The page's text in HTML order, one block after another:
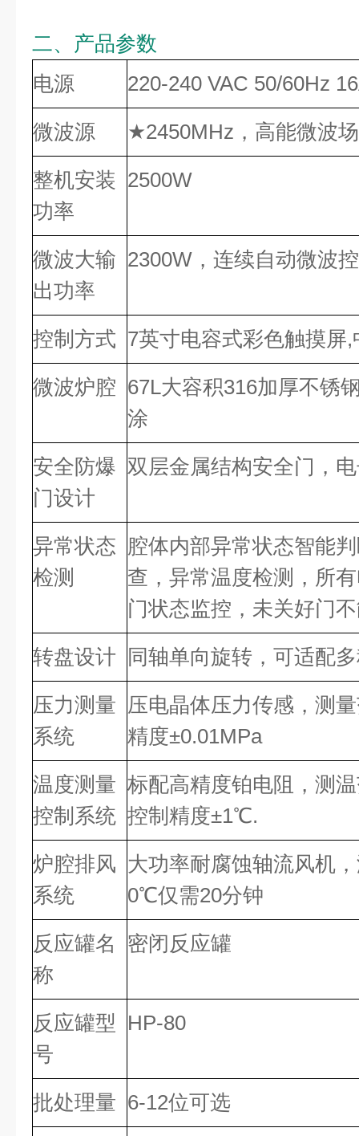
二、产品参数
电源
220-240 VAC 50/60Hz
微波源
★2450MHz，高能微波
整机安装
功率
2500W
微波大输
出功率
2300W，连续自动微波
控制方式 7英寸电容式彩色触摸屏
微波炉腔 67L大容积316加厚不锈
涂
安全防爆
门设计
双层金属结构安全门，
异常状态
检测
腔体内部异常状态智能
查，异常温度检测，所
门状态监控，未关好门
转盘设计
同轴单向旋转，可适配
压力测量
系统
压电晶体压力传感，测
精度±0.01MPa
温度测量
控制系统
标配高精度铂电阻，测
控制精度±1℃.
炉腔排风
系统
大功率耐腐蚀轴流风机
0℃仅需20分钟
反应罐名
称
密闭反应罐
反应罐型
号
HP-80
批处理量 6-12位可选